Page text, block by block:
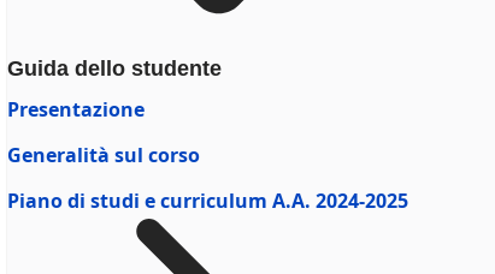
Guida dello studente
Presentazione
Generalità sul corso
Piano di studi e curriculum A.A. 2024-2025